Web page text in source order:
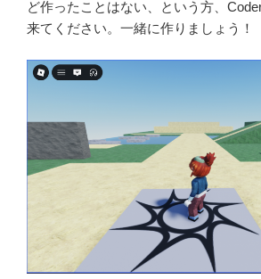
ど作ったことはない、という方、
来てください。一緒に作りましょう！